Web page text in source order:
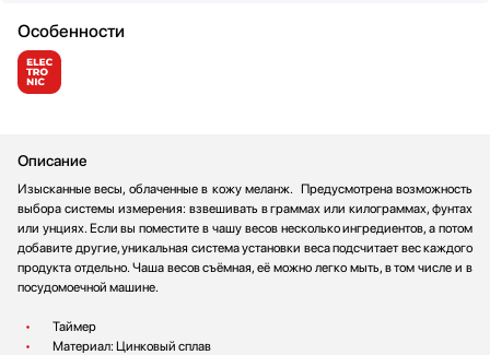
Особенности
Описание
Изысканные весы, облаченные в кожу меланж. Предусмотрена возможность
выбора системы измерения: взвешивать в граммах или килограммах, фунтах
или унциях. Если вы поместите в чашу весов несколько ингредиентов, а потом
добавите другие, уникальная система установки веса подсчитает вес каждого
продукта отдельно. Чаша весов съёмная, её можно легко мыть, в том числе и в
посудомоечной машине.
Таймер
Материал: Цинковый сплав